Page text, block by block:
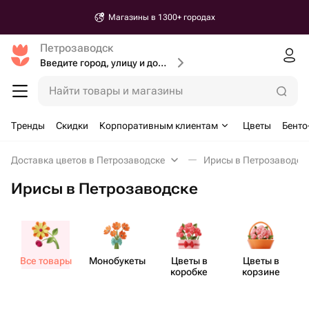
Магазины в 1300+ городах
Петрозаводск
Введите город, улицу и дом доставки
Найти товары и магазины
Тренды Скидки Корпоративным клиентам Цветы
Доставка цветов в Петрозаводске Ирисы в
Ирисы в Петрозаводске
Все товары Моно​букеты
Цветы в
коробке
Цветы в
корзине